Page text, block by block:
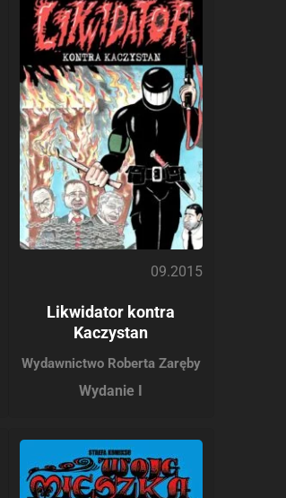
09.2015
Likwidator kontra
Kaczystan
Wydawnictwo Roberta Zaręby
Wydanie I